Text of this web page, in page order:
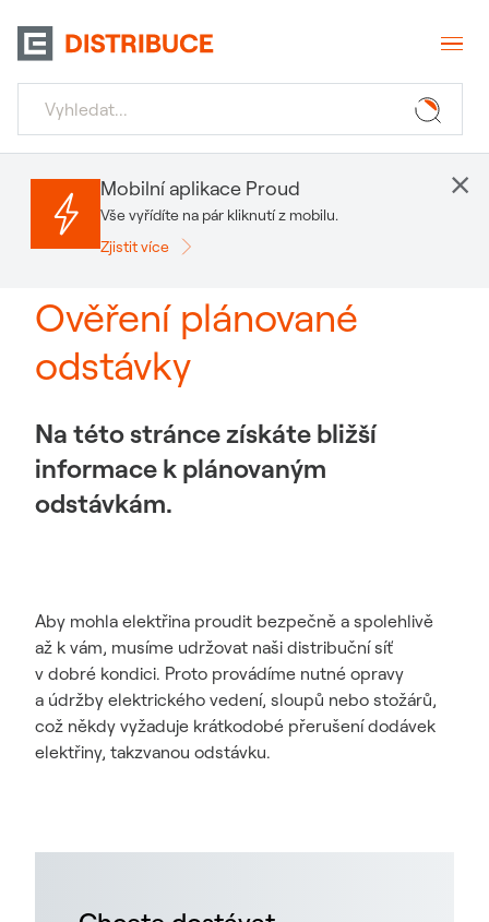
Ověření plánované
odstávky
Na této stránce získáte bližší
informace k plánovaným
odstávkám.
Aby mohla elektřina proudit bezpečně a spolehlivě
až k vám, musíme udržovat naši distribuční síť
v dobré kondici. Proto provádíme nutné opravy
a údržby elektrického vedení, sloupů nebo stožárů,
což někdy vyžaduje krátkodobé přerušení dodávek
elektřiny, takzvanou odstávku.
Mobilní aplikace Proud
Vše vyřídíte na pár kliknutí z mobilu.
Zjistit více
×